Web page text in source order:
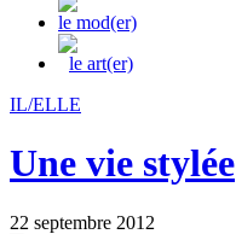
le mod(er)
le art(er)
IL/ELLE
Une vie stylée
22 septembre 2012